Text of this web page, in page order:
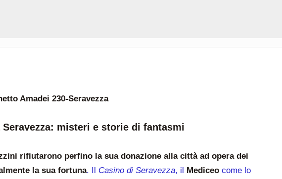
Amadei 230-Seravezza
misteri e storie di fantasmi
rifiutarono perfino la sua donazione alla città ad opera dei
la sua fortuna. Il Casino di Seravezza, il Mediceo come lo